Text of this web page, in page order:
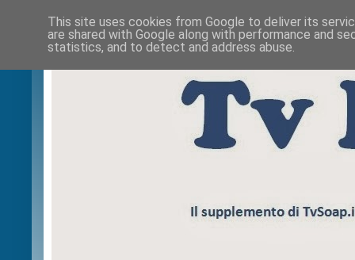
This site uses cookies from Google to deliver its
are shared with Google along with performance and
statistics, and to detect and address abuse.